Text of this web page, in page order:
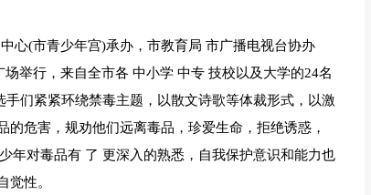
心(市青少年宫)承办，市教育局 市广播电视台协办
举行，来自全市各 中小学 中专 技校以及大学的24名
们紧紧环绕禁毒主题，以散文诗歌等体裁形式，以激
危害，规劝他们远离毒品，珍爱生命，拒绝诱惑，
年对毒品有 了 更深入的熟悉，自我保护意识和能力也
觉性。